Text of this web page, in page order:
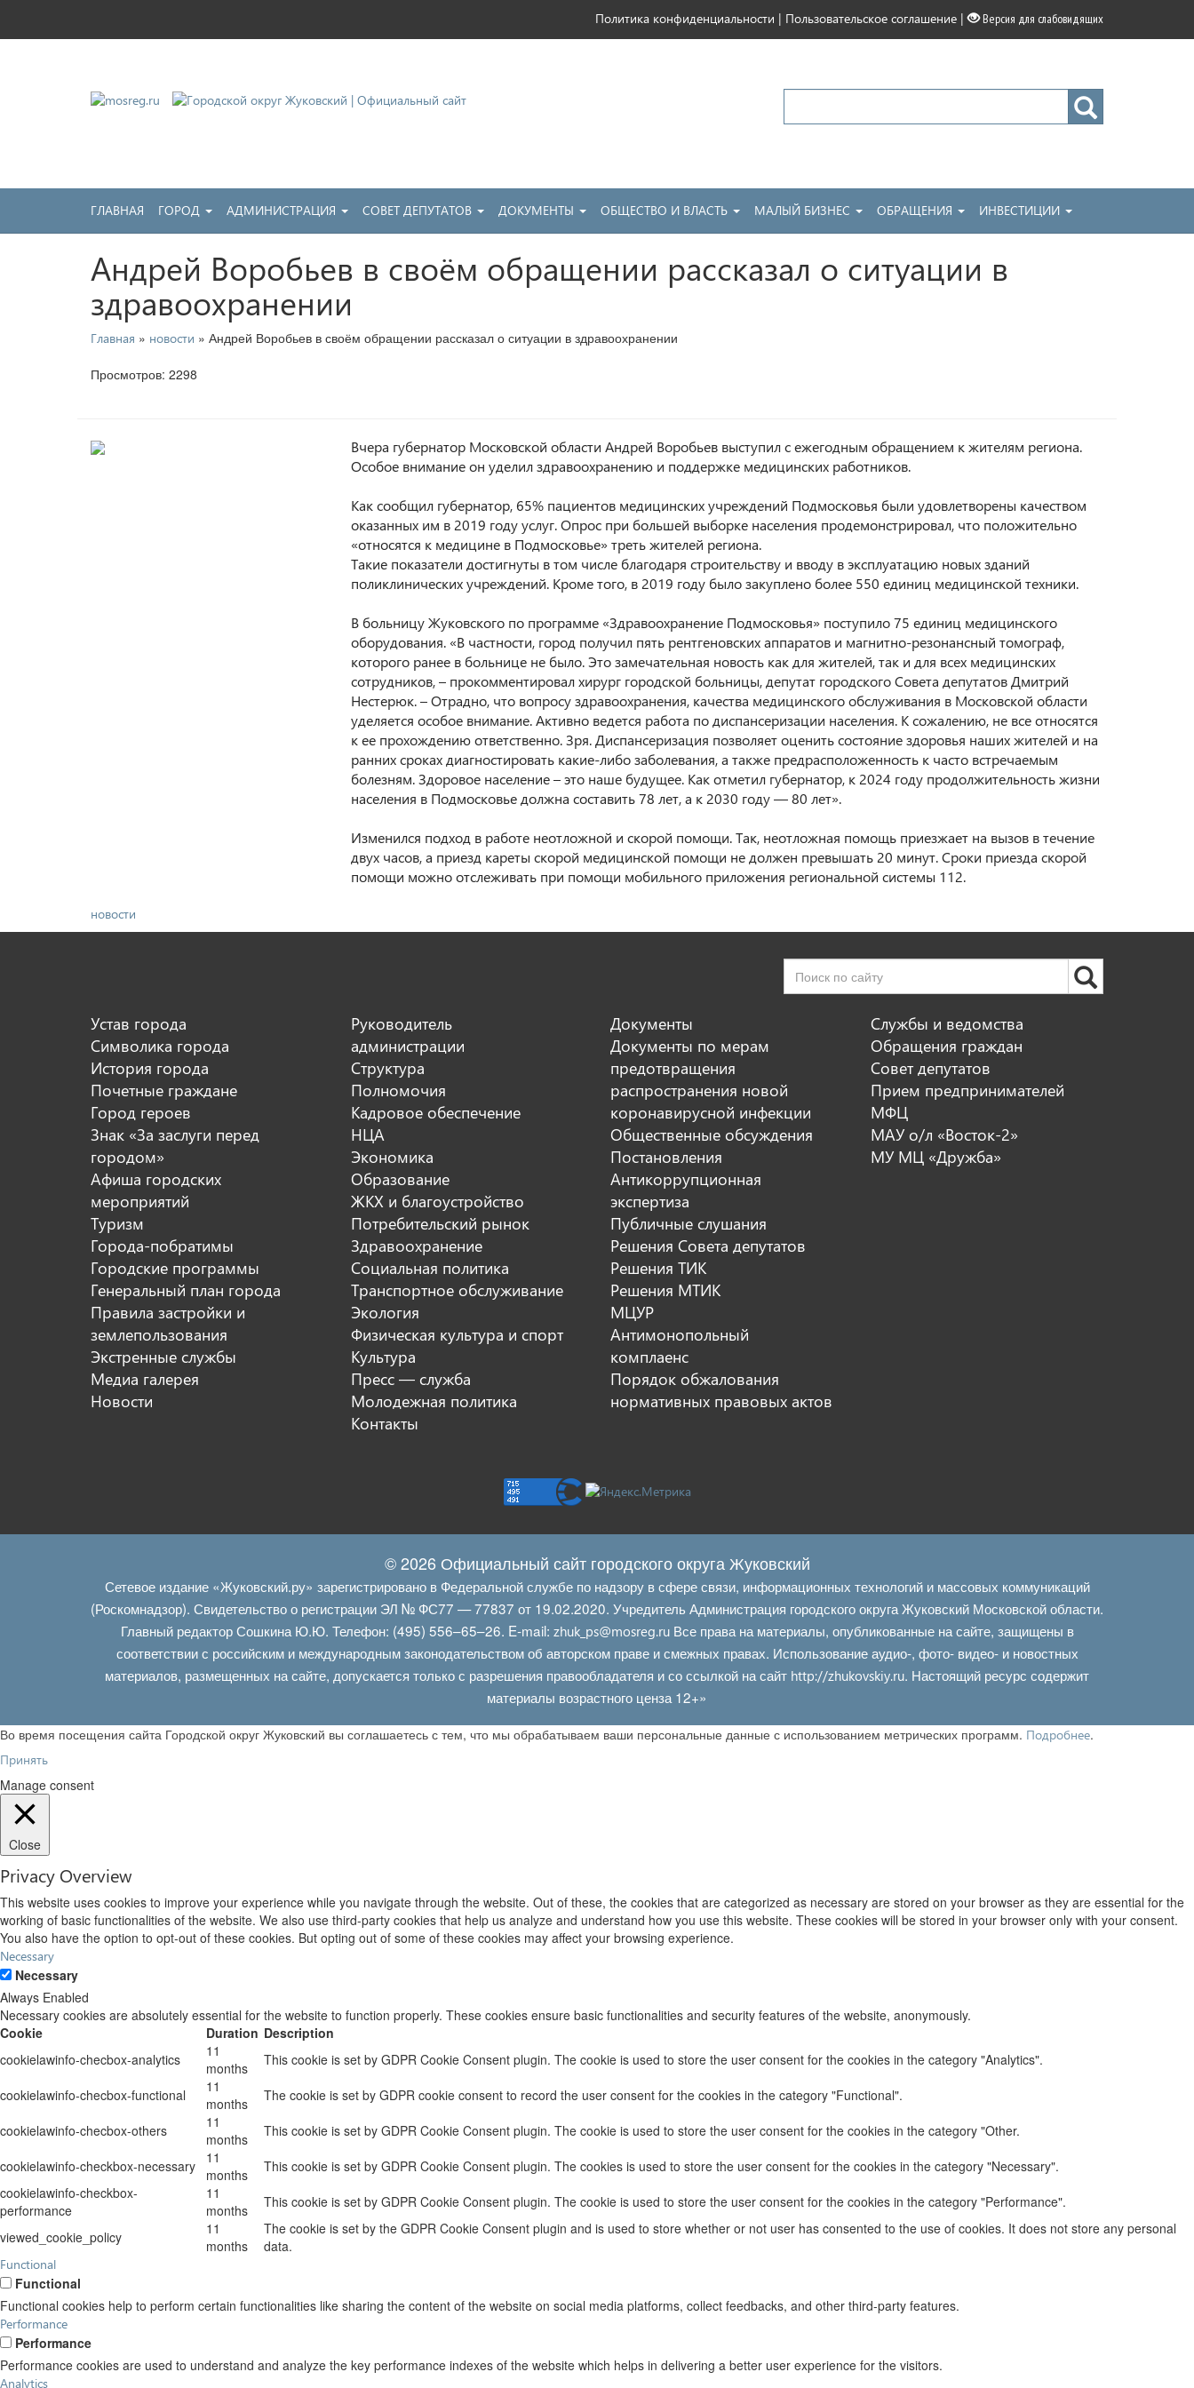
Политика конфиденциальности | Пользовательское соглашение | Версия для слабовидящих
ГЛАВНАЯ ГОРОД АДМИНИСТРАЦИЯ СОВЕТ ДЕПУТАТОВ ДОКУМЕНТЫ ОБЩЕСТВО И ВЛАСТЬ МАЛЫЙ БИЗНЕС ОБРАЩЕНИЯ ИНВЕСТИЦИИ
Андрей Воробьев в своём обращении рассказал о ситуации в
здравоохранении
Главная » новости » Андрей Воробьев в своём обращении рассказал о ситуации в здравоохранении
Просмотров: 2298
Вчера губернатор Московской области Андрей Воробьев выступил с ежегодным обращением к жителям региона.
Особое внимание он уделил здравоохранению и поддержке медицинских работников. ⠀
Как сообщил губернатор, 65% пациентов медицинских учреждений Подмосковья были удовлетворены качеством
оказанных им в 2019 году услуг. Опрос при большей выборке населения продемонстрировал, что положительно
«относятся к медицине в Подмосковье» треть жителей региона. ⠀
Такие показатели достигнуты в том числе благодаря строительству и вводу в эксплуатацию новых зданий
поликлинических учреждений. Кроме того, в 2019 году было закуплено более 550 единиц медицинской техники. ⠀
В больницу Жуковского по программе «Здравоохранение Подмосковья» поступило 75 единиц медицинского
оборудования. «В частности, город получил пять рентгеновских аппаратов и магнитно-резонансный томограф,
которого ранее в больнице не было. Это замечательная новость как для жителей, так и для всех медицинских
сотрудников, – прокомментировал хирург городской больницы, депутат городского Совета депутатов Дмитрий
Нестерюк. – Отрадно, что вопросу здравоохранения, качества медицинского обслуживания в Московской области
уделяется особое внимание. Активно ведется работа по диспансеризации населения. К сожалению, не все относятся
к ее прохождению ответственно. Зря. Диспансеризация позволяет оценить состояние здоровья наших жителей и на
ранних сроках диагностировать какие-либо заболевания, а также предрасположенность к часто встречаемым
болезням. Здоровое население – это наше будущее. Как отметил губернатор, к 2024 году продолжительность жизни
населения в Подмосковье должна составить 78 лет, а к 2030 году — 80 лет». ⠀
Изменился подход в работе неотложной и скорой помощи. Так, неотложная помощь приезжает на вызов в течение
двух часов, а приезд кареты скорой медицинской помощи не должен превышать 20 минут. Сроки приезда скорой
помощи можно отслеживать при помощи мобильного приложения региональной системы 112. ⠀
новости
Устав города
Символика города
История города
Почетные граждане
Город героев
Знак «За заслуги перед
городом»
Афиша городских
мероприятий
Туризм
Города-побратимы
Городские программы
Генеральный план города
Правила застройки и
землепользования
Экстренные службы
Медиа галерея
Новости
Руководитель
администрации
Структура
Полномочия
Кадровое обеспечение
НЦА
Экономика
Образование
ЖКХ и благоустройство
Потребительский рынок
Здравоохранение
Социальная политика
Транспортное обслуживание
Экология
Физическая культура и спорт
Культура
Пресс — служба
Молодежная политика
Контакты
Документы
Документы по мерам
предотвращения
распространения новой
коронавирусной инфекции
Общественные обсуждения
Постановления
Антикоррупционная
экспертиза
Публичные слушания
Решения Совета депутатов
Решения ТИК
Решения МТИК
МЦУР
Антимонопольный
комплаенс
Порядок обжалования
нормативных правовых актов
Службы и ведомства
Обращения граждан
Совет депутатов
Прием предпринимателей
МФЦ
МАУ о/л «Восток-2»
МУ МЦ «Дружба»
© 2026 Официальный сайт городского округа Жуковский
Сетевое издание «Жуковский.ру» зарегистрировано в Федеральной службе по надзору в сфере связи, информационных технологий и массовых коммуникаций
(Роскомнадзор). Свидетельство о регистрации ЭЛ № ФС77 — 77837 от 19.02.2020. Учредитель Администрация городского округа Жуковский Московской области.
Главный редактор Сошкина Ю.Ю. Телефон: (495) 556–65–26. E‑mail: zhuk_ps@mosreg.ruВсе права на материалы, опубликованные на сайте, защищены в
соответствии с российским и международным законодательством об авторском праве и смежных правах. Использование аудио-, фото- видео- и новостных
материалов, размещенных на сайте, допускается только с разрешения правообладателя и со ссылкой на сайт http://zhukovskiy.ru. Настоящий ресурс содержит
материалы возрастного ценза 12+»
Во время посещения сайта Городской округ Жуковский вы соглашаетесь с тем, что мы обрабатываем ваши персональные данные с использованием метрических программ. Подробнее.
Принять
Manage consent
Close
Privacy Overview
This website uses cookies to improve your experience while you navigate through the website. Out of these, the cookies that are categorized as necessary are stored on your browser as they are essential for the
working of basic functionalities of the website. We also use third-party cookies that help us analyze and understand how you use this website. These cookies will be stored in your browser only with your consent.
You also have the option to opt-out of these cookies. But opting out of some of these cookies may affect your browsing experience.
Necessary
Necessary
Always Enabled
Necessary cookies are absolutely essential for the website to function properly. These cookies ensure basic functionalities and security features of the website, anonymously.
Cookie
Duration Description
cookielawinfo-checbox-analytics
11
months
This cookie is set by GDPR Cookie Consent plugin. The cookie is used to store the user consent for the cookies in the category "Analytics".
cookielawinfo-checbox-functional
11
months
The cookie is set by GDPR cookie consent to record the user consent for the cookies in the category "Functional".
cookielawinfo-checbox-others
11
months
This cookie is set by GDPR Cookie Consent plugin. The cookie is used to store the user consent for the cookies in the category "Other.
cookielawinfo-checkbox-necessary
11
months
This cookie is set by GDPR Cookie Consent plugin. The cookies is used to store the user consent for the cookies in the category "Necessary".
cookielawinfo-checkbox-
performance
11
months
This cookie is set by GDPR Cookie Consent plugin. The cookie is used to store the user consent for the cookies in the category "Performance".
viewed_cookie_policy
11
months
The cookie is set by the GDPR Cookie Consent plugin and is used to store whether or not user has consented to the use of cookies. It does not store any personal
data.
Functional
Functional
Functional cookies help to perform certain functionalities like sharing the content of the website on social media platforms, collect feedbacks, and other third-party features.
Performance
Performance
Performance cookies are used to understand and analyze the key performance indexes of the website which helps in delivering a better user experience for the visitors.
Analytics